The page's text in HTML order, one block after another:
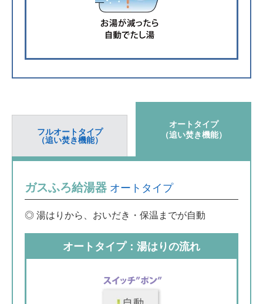
フルオートタイプ
（追い焚き機能）
オートタイプ
（追い焚き機能）
ガスふろ給湯器 オートタイプ
◎ 湯はりから、おいだき・保温までが自動
オートタイプ：湯はりの流れ